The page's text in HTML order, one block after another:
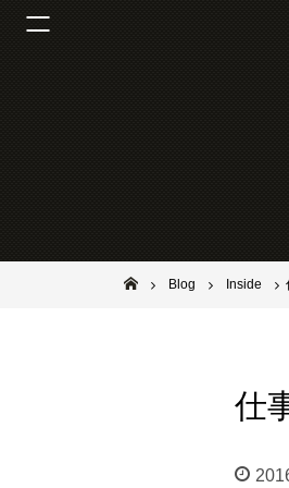
池田市石橋の美容室ならヘ
Blog Inside
仕